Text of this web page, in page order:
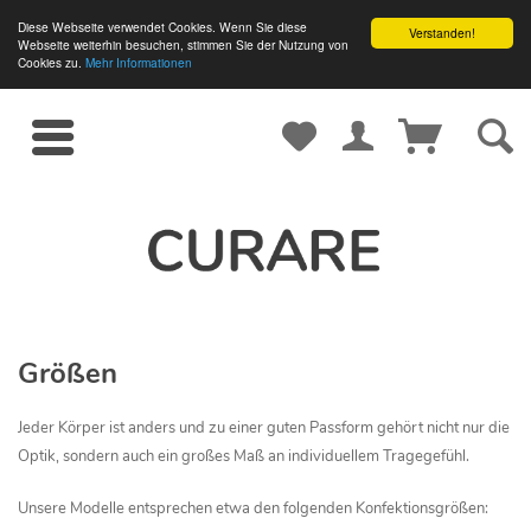
Verstanden!
Diese Webseite verwendet Cookies. Wenn Sie diese
Webseite weiterhin besuchen, stimmen Sie der Nutzung von
Cookies zu. Mehr Informationen
Größen
Jeder Körper ist anders und zu einer guten Passform gehört nicht nur die
Optik, sondern auch ein großes Maß an individuellem Tragegefühl.
Unsere Modelle entsprechen etwa den folgenden Konfektionsgrößen: